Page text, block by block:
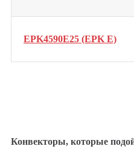
EPK4590E25 (EPK E)
Конвекторы, которые